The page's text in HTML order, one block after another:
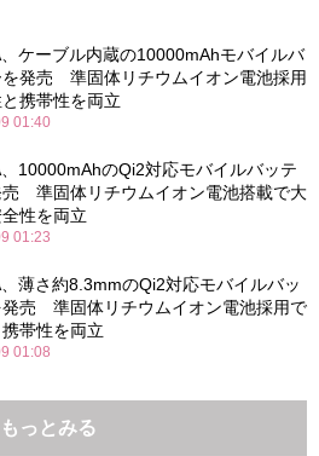
ケーブル内蔵の10000mAhモバイルバ
を発売 準固体リチウムイオン電池採用
携帯性を両立
01:40
10000mAhのQi2対応モバイルバッテ
売 準固体リチウムイオン電池搭載で大
性を両立
01:23
薄さ約8.3mmのQi2対応モバイルバッ
発売 準固体リチウムイオン電池採用で
帯性を両立
01:08
もっとみる